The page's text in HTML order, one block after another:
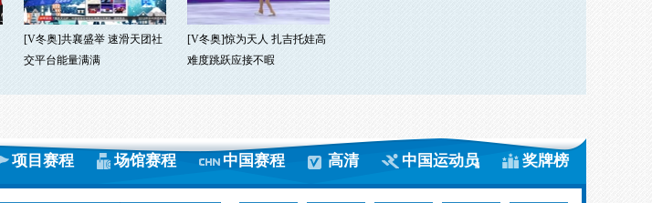
[V冬奥]共襄盛举 速滑天团社
交平台能量满满
[V冬奥]惊为天人 扎吉托娃高
难度跳跃应接不暇
项目赛程 场馆赛程 中国赛程 高清 中国运动员 奖牌榜